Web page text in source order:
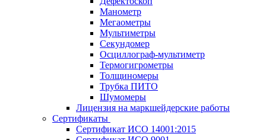
Манометр
Мегаометры
Мультиметры
Секундомер
Осциллограф-мультиметр
Термогигрометры
Толщиномеры
Трубка ПИТО
Шумомеры
Лицензия на маркшейдерские работы
Сертификаты
Сертификат ИСО 14001:2015